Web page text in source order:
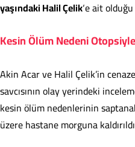
yaşındaki Halil Çelik‘e ait
Kesin Ölüm Nedeni
Akin Acar ve Halil Çelik’in
savcısının olay yerindeki
kesin ölüm nedenlerinin
üzere hastane morguna